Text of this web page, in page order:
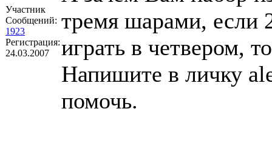
Участник
Сообщений:
1923
Регистрация:
24.03.2007
тремя шарами, если
играть в четвером,
Напишите в личку
помочь.